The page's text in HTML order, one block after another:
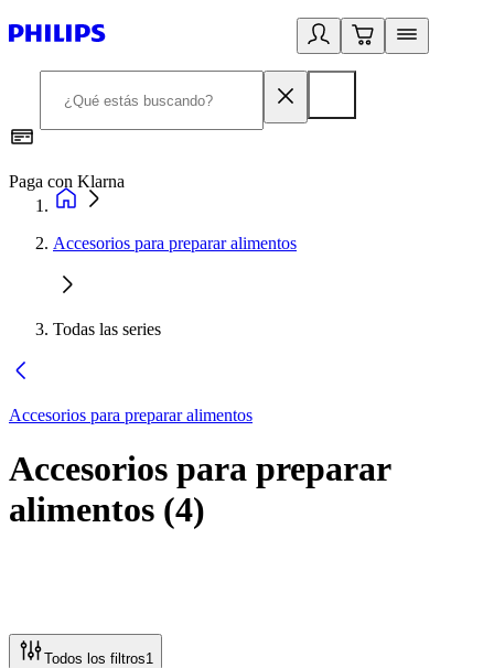
Paga con Klarna
Accesorios para preparar alimentos
Todas las series
Accesorios para preparar alimentos
Accesorios para preparar
alimentos (4)
Todos los filtros1